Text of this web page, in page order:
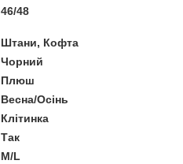
46/48
Штани, Кофта
Чорний
Плюш
Весна/Осінь
Клітинка
Так
M/L